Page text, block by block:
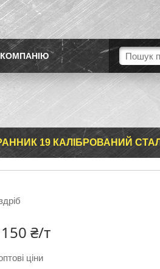
19 КАЛІБРОВАНИЙ
₴/т
ціни